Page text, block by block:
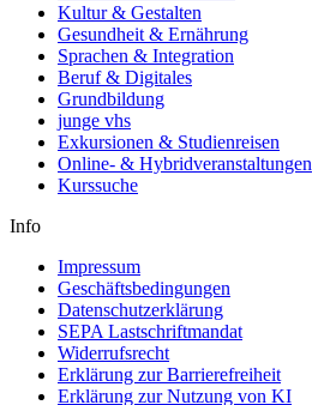
Kultur & Gestalten
Gesundheit & Ernährung
Sprachen & Integration
Beruf & Digitales
Grundbildung
junge vhs
Exkursionen & Studienreisen
Online- & Hybridveranstaltungen
Kurssuche
Info
Impressum
Geschäftsbedingungen
Datenschutzerklärung
SEPA Lastschriftmandat
Widerrufsrecht
Erklärung zur Barrierefreiheit
Erklärung zur Nutzung von KI